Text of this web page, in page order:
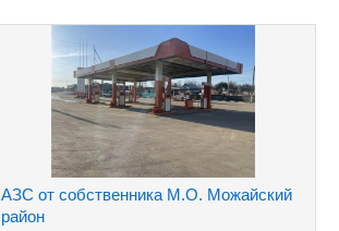
АЗС от собственника М.О. Можайский
район